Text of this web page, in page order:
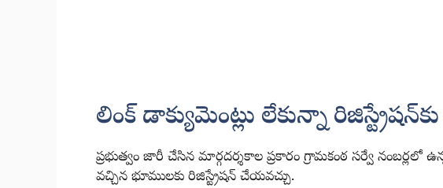
లింక్ డాక్యుమెంట్లు లేకున్నా
ప్రభుత్వం జారీ చేసిన మార్గదర్శకాల ప్రకారం గ్రామకంఠ సర్వే నంబర్లలో
వచ్చిన భూములకు రిజిస్ట్రేషన్ చేయవచ్చు.